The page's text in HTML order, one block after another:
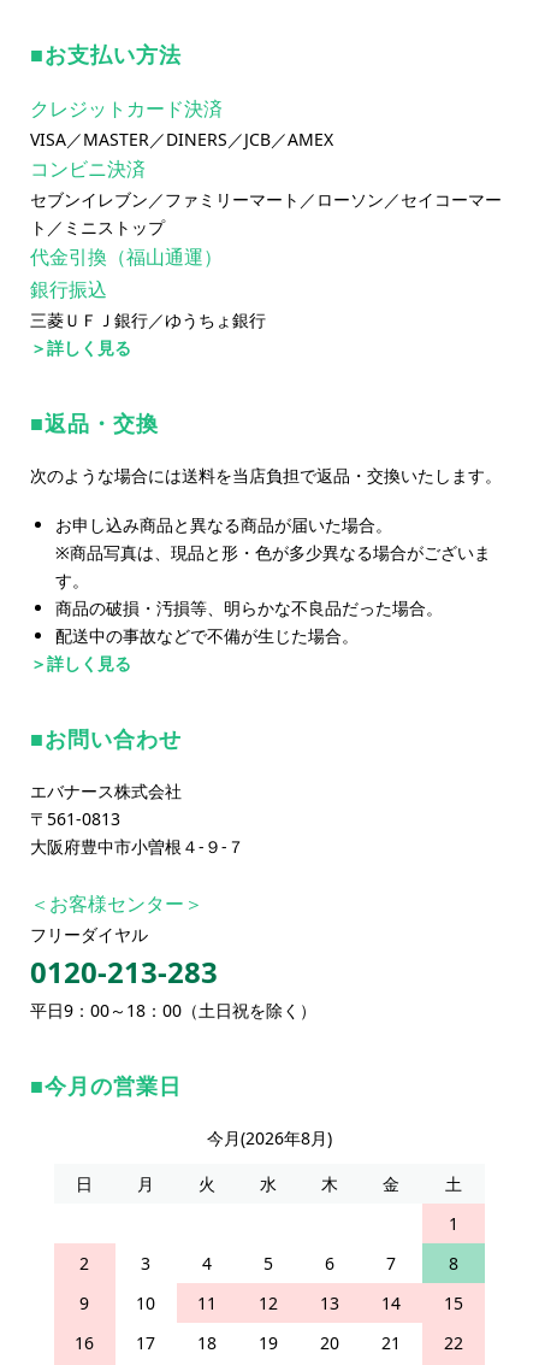
お支払い方法
クレジットカード決済
VISA／MASTER／DINERS／JCB／AMEX
コンビニ決済
セブンイレブン／ファミリーマート／ローソン／セイコーマー
ト／ミニストップ
代金引換（福山通運）
銀行振込
三菱ＵＦＪ銀行／ゆうちょ銀行
＞詳しく見る
返品・交換
次のような場合には送料を当店負担で返品・交換いたします。
お申し込み商品と異なる商品が届いた場合。
※商品写真は、現品と形・色が多少異なる場合がございま
す。
商品の破損・汚損等、明らかな不良品だった場合。
配送中の事故などで不備が生じた場合。
＞詳しく見る
お問い合わせ
エバナース株式会社
〒561-0813
大阪府豊中市小曽根４-９-７
＜お客様センター＞
フリーダイヤル
0120-213-283
平日9：00～18：00（土日祝を除く）
今月の営業日
今月(2026年8月)
日
月 火 水 木 金
土
1
2
3 4 5 6 7
8
9
10 11 12 13 14
15
16
17 18 19 20 21
22